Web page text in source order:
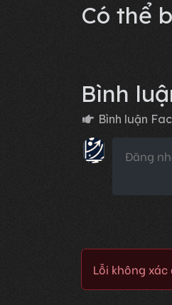
Có thể
Bình
Bình luận
Lỗi không xác